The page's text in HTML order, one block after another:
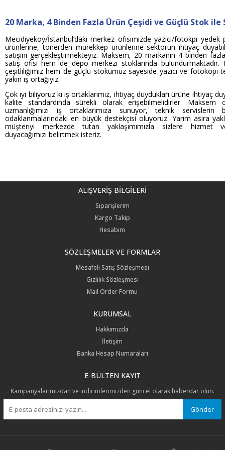
20 Marka, 4 Binden Fazla Ürün Çeşidi ve Güçlü Stok ile
Mecidiyeköy/İstanbul’daki merkez ofisimizde yazıcı/fotokpi yedek
ürünlerine, tonerden mürekkep ürünlerinesektörün ihtiyaç
satışını gerçekleştirmekteyiz. Maksem, 20 markanın 4 binden
satış ofisi hem de depo merkezi stoklarında
çeşitliliğimiz hem de güçlü stokumuz sayeside yazıcı ve fotokopi
yakın iş ortağıyız.
Çok iyi biliyoruz ki iş ortaklarımız, ihtiyaç duydukları ürüne ihtiyaç
kalite standardında sürekli olarak erişebilmelidirler. Maksem
uzmanlığımızı iş ortaklarımıza sunuyor, teknik servislerin
odaklanmalarındaki en büyük destekçisi oluyoruz. Yarım asıra
müşteriyi merkezde tutan yaklaşımımızla sizlere hizmet
duyacağımızı belirtmek isteriz.
ALIŞVERİŞ BİLGİLERİ
Siparişlerim
Kargo Takip
Hesabım
SÖZLEŞMELER VE FORMLAR
Mesafeli Satış Sözleşmesi
Gizlilik Sözleşmesi
Mail Order Formu
KURUMSAL
Hakkımızda
İletişim
Banka Hesap Numaraları
E-BÜLTEN KAYIT
Kampanyalarımızdan ve indirimlerimizden güncel olarak haberdar olun.
Gönder